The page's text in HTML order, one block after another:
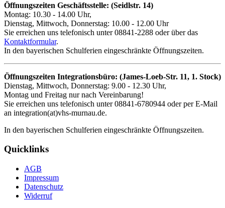
Öffnungszeiten Geschäftsstelle: (Seidlstr. 14)
Montag: 10.30 - 14.00 Uhr,
Dienstag, Mittwoch, Donnerstag: 10.00 - 12.00 Uhr
Sie erreichen uns telefonisch unter 08841-2288 oder über das
Kontaktformular.
In den bayerischen Schulferien eingeschränkte Öffnungszeiten.
Öffnungszeiten Integrationsbüro: (James-Loeb-Str. 11, 1. Stock)
Dienstag, Mittwoch, Donnerstag: 9.00 - 12.30 Uhr,
Montag und Freitag nur nach Vereinbarung!
Sie erreichen uns telefonisch unter 08841-6780944 oder per E-Mail
an integration(at)vhs-murnau.de.
In den bayerischen Schulferien eingeschränkte Öffnungszeiten.
Quicklinks
AGB
Impressum
Datenschutz
Widerruf